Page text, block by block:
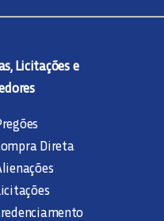
Licitações e
Direta